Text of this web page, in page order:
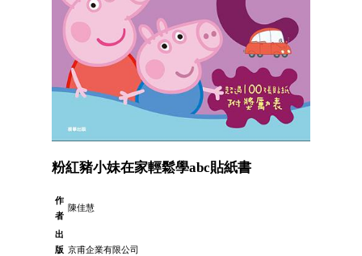
粉紅豬小妹在家輕鬆學abc貼紙書
作
者
陳佳慧
出
版 京甫企業有限公司